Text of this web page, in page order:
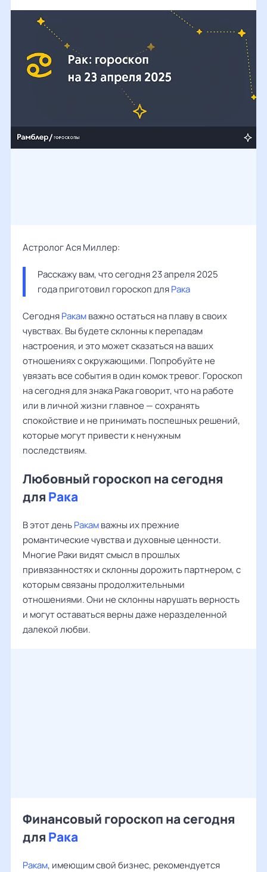
Астролог Ася Миллер:
Расскажу вам, что сегодня 23 апреля 2025
года приготовил гороскоп для Рака
СегодняРакамважно остаться на плаву в своих
чувствах. Вы будете склонны к перепадам
настроения, и это может сказаться на ваших
отношениях с окружающими. Попробуйте не
увязать все события в один комок тревог. Гороскоп
на сегодня для знака Рака говорит, что на работе
или в личной жизни главное — сохранять
спокойствие и не принимать поспешных решений,
которые могут привести к ненужным
последствиям.
Любовный гороскоп на сегодня
для Рака
В этот деньРакамважны их прежние
романтические чувства и духовные ценности.
Многие Раки видят смысл в прошлых
привязанностях и склонны дорожить партнером, с
которым связаны продолжительными
отношениями. Они не склонны нарушать верность
и могут оставаться верны даже неразделенной
далекой любви.
Финансовый гороскоп на сегодня
для Рака
Ракам, имеющим свой бизнес, рекомендуется